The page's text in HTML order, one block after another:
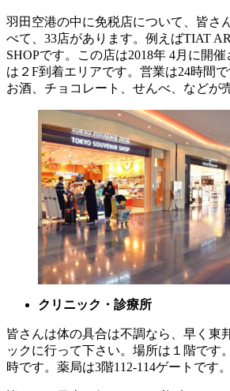
羽田空港の中に免税店について、皆さ
べて、33店があります。例えばTIAT
SHOPです。この店は2018年 4月に開
は２F到着エリアです。営業は24時間で
お酒、チョコレート、せんべ、などが
クリニック・診療所
皆さんは体の具合は不調なら、早く東
ックに行って下さい。場所は１階です
時です。薬局は3階112-114ゲートです。